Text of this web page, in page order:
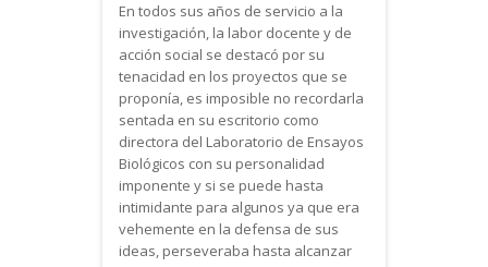
En todos sus años de servicio a la
investigación, la labor docente y de
acción social se destacó por su
tenacidad en los proyectos que se
proponía, es imposible no recordarla
sentada en su escritorio como
directora del Laboratorio de Ensayos
Biológicos con su personalidad
imponente y si se puede hasta
intimidante para algunos ya que era
vehemente en la defensa de sus
ideas, perseveraba hasta alcanzar